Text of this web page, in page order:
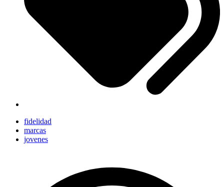
fidelidad
marcas
jovenes